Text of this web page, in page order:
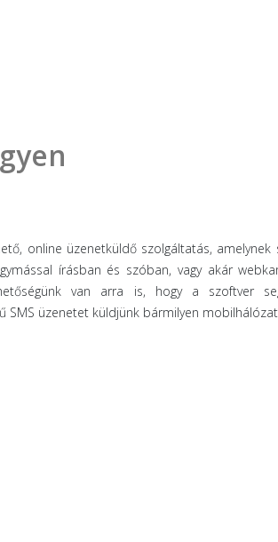
online üzenetküldő szolgáltatás, amelynek
írásban és szóban, vagy akár
van arra is, hogy a szoftver
SMS üzenetet küldjünk bármilyen